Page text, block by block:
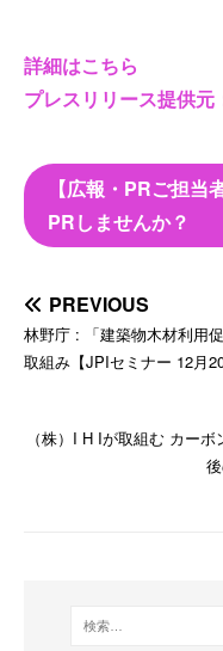
詳細はこちら
プレスリリース提供
【広報・PRご担
PRしませんか？
PREVIOUS
林野庁 : 「建築物木材利用
取組み【JPIセミナー 12月
（株）I H Iが取組む カー